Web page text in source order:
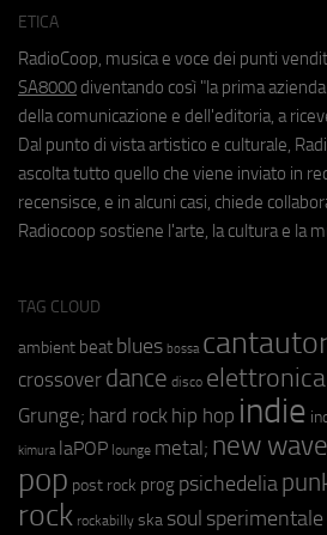
ETICA
RadioCoop, musica e voce dei punti
SA8000 diventando così "la prima
della comunicazione e dell'editoria, a
Dal punto di vista artistico e culturale,
ascolta tutto quello che viene inviato in
recensisce, e in alcuni casi, chiede
Radiocoop sostiene l'arte, la cultura e la
TAG CLOUD
ambient beat blues bossa
crossover dance disco elettronica
Grunge; hard rock hip hop indie
kimura laPOP lounge metal; new wave
pop post rock prog psichedelia
rock rockabilly ska soul sperimentale